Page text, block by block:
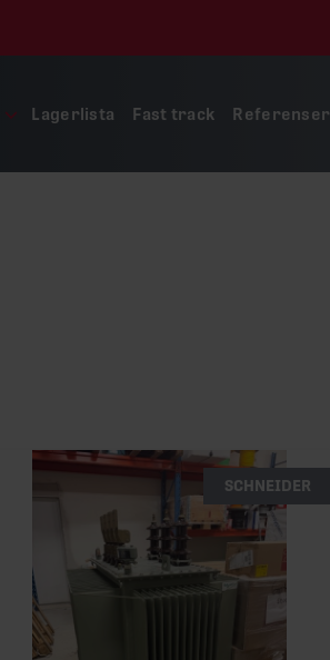
Lagerlista Fast track Referenser
SCHNEIDER